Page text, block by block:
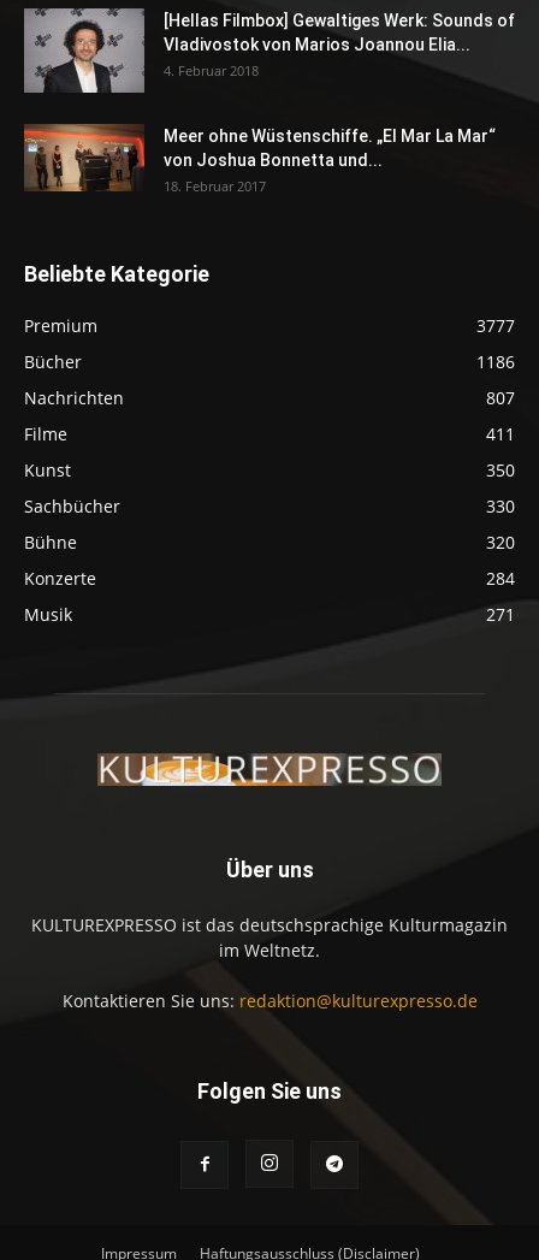
[Hellas Filmbox] Gewaltiges Werk: Sounds of
Vladivostok von Marios Joannou Elia...
4. Februar 2018
Meer ohne Wüstenschiffe. „El Mar La Mar“
von Joshua Bonnetta und...
18. Februar 2017
Beliebte Kategorie
Premium
3777
Bücher
1186
Nachrichten
807
Filme
411
Kunst
350
Sachbücher
330
Bühne
320
Konzerte
284
Musik
271
Über uns
KULTUREXPRESSO ist das deutschsprachige Kulturmagazin
im Weltnetz.
Kontaktieren Sie uns: redaktion@kulturexpresso.de
Folgen Sie uns
Impressum Haftungsausschluss (Disclaimer)